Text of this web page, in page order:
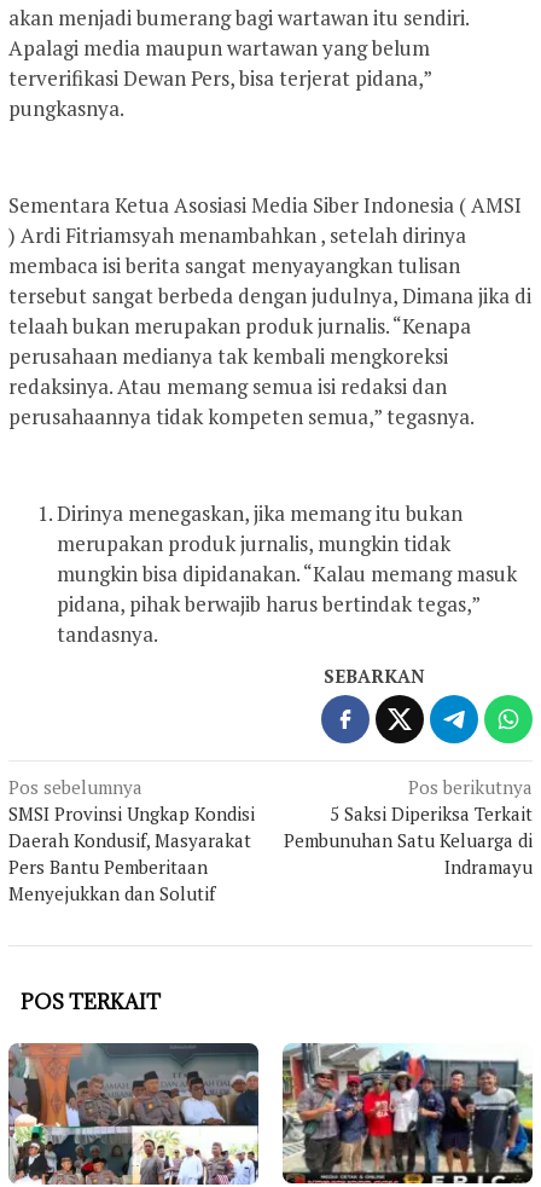
akan menjadi bumerang bagi wartawan itu sendiri.
Apalagi media maupun wartawan yang belum
terverifikasi Dewan Pers, bisa terjerat pidana,”
pungkasnya.
Sementara Ketua Asosiasi Media Siber Indonesia ( AMSI
) Ardi Fitriamsyah menambahkan , setelah dirinya
membaca isi berita sangat menyayangkan tulisan
tersebut sangat berbeda dengan judulnya, Dimana jika di
telaah bukan merupakan produk jurnalis. “Kenapa
perusahaan medianya tak kembali mengkoreksi
redaksinya. Atau memang semua isi redaksi dan
perusahaannya tidak kompeten semua,” tegasnya.
Dirinya menegaskan, jika memang itu bukan
merupakan produk jurnalis, mungkin tidak
mungkin bisa dipidanakan. “Kalau memang masuk
pidana, pihak berwajib harus bertindak tegas,”
tandasnya.
SEBARKAN
Navigasi
pos
Pos sebelumnya
SMSI Provinsi Ungkap Kondisi
Daerah Kondusif, Masyarakat
Pers Bantu Pemberitaan
Menyejukkan dan Solutif
Pos berikutnya
5 Saksi Diperiksa Terkait
Pembunuhan Satu Keluarga di
Indramayu
POS TERKAIT